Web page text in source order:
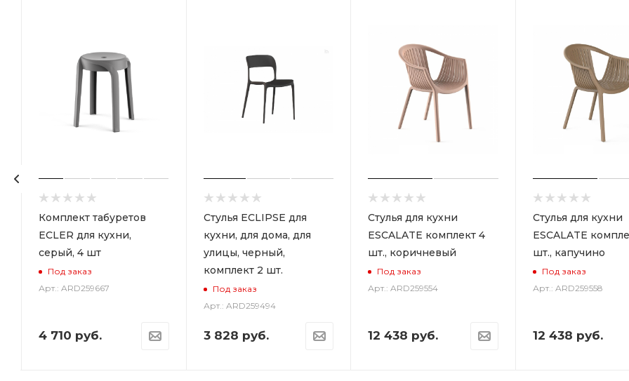
Комплект табуретов
ECLER для кухни,
серый, 4 шт
Под заказ
Арт.: ARD259667
4 710 руб.
Стулья ECLIPSE для
кухни, для дома, для
улицы, черный,
комплект 2 шт.
Под заказ
Арт.: ARD259494
3 828 руб.
Стулья для кухни
ESCALATE комплект 4
шт., коричневый
Под заказ
Арт.: ARD259554
12 438 руб.
Стулья для кухни
ESCALATE
шт., капучино
Под заказ
Арт.: ARD259558
12 438 руб.